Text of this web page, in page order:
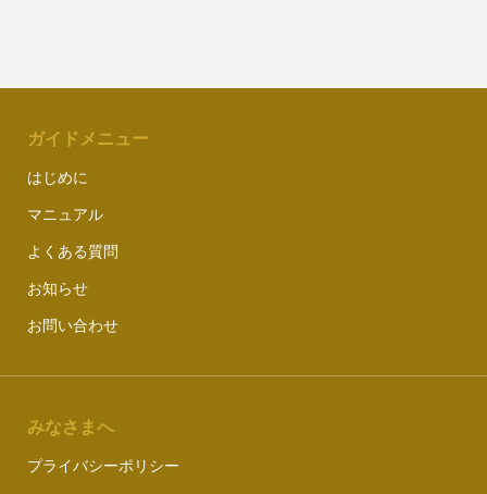
ガイドメニュー
はじめに
マニュアル
よくある質問
お知らせ
お問い合わせ
みなさまへ
プライバシーポリシー